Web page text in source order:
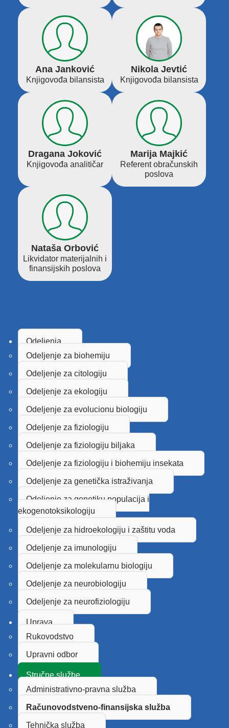
Ana Janković
Knjigovođa bilansista
Nikola Jevtić
Knjigovođa bilansista
Dragana Joković
Knjigovođa analitičar
Marija Majkić
Referent obračunskih
poslova
Nataša Orbović
Likvidator materijalnih i
finansijskih poslova
Odeljenja
Odeljenje za biohemiju
Odeljenje za citologiju
Odeljenje za ekologiju
Odeljenje za evolucionu biologiju
Odeljenje za fiziologiju
Odeljenje za fiziologiju biljaka
Odeljenje za fiziologiju i biohemiju insekata
Odeljenje za genetička istraživanja
Odeljenje za genetiku populacija i
ekogenotoksikologiju
Odeljenje za hidroekologiju i zaštitu voda
Odeljenje za imunologiju
Odeljenje za molekularnu biologiju
Odeljenje za neurobiologiju
Odeljenje za neurofiziologiju
Uprava
Rukovodstvo
Upravni odbor
Stručne službe
Administrativno-pravna služba
Računovodstveno-finansijska služba
Tehnička služba